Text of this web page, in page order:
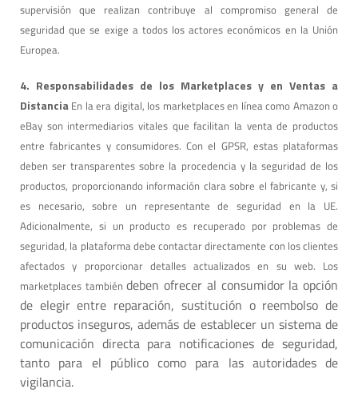
supervisión que realizan contribuye al compromiso general de
seguridad que se exige a todos los actores económicos en la Unión
Europea.
4. Responsabilidades de los Marketplaces y en Ventas a
Distancia En la era digital, los marketplaces en línea como Amazon o
eBay son intermediarios vitales que facilitan la venta de productos
entre fabricantes y consumidores. Con el GPSR, estas plataformas
deben ser transparentes sobre la procedencia y la seguridad de los
productos, proporcionando información clara sobre el fabricante y, si
es necesario, sobre un representante de seguridad en la UE.
Adicionalmente, si un producto es recuperado por problemas de
seguridad, la plataforma debe contactar directamente con los clientes
afectados y proporcionar detalles actualizados en su web. Los
marketplaces tambiéndeben ofrecer al consumidor la opción
de elegir entre reparación, sustitución o reembolso de
productos inseguros, además de establecer un sistema de
comunicación directa para notificaciones de seguridad,
tanto para el público como para las autoridades de
vigilancia.